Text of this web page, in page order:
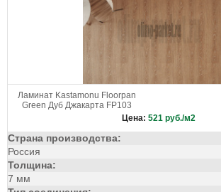
Ламинат Kastamonu Floorpan
Green Дуб Джакарта FP103
Цена: 521 руб./м2
Страна производства:
Россия
Толщина:
7 мм